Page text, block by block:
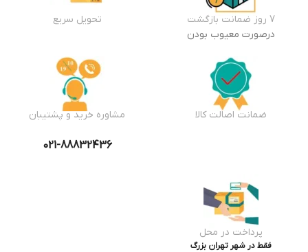
7 روز ضمانت بازگشت
درصورت معیوب بودن
تحویل سریع
ضمانت اصالت کالا مشاوره خرید و پشتیبان
021-88832436
پرداخت در محل
فقط در شهر تهران بزرگ